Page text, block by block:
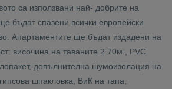
са използвани най- добрите на
бъдат спазени всички европейски
Апартаментите ще бъдат издадени на
височина на таваните 2.70м., PVC
допълнителна шумоизолация на
шпакловка, ВиК на тапа,